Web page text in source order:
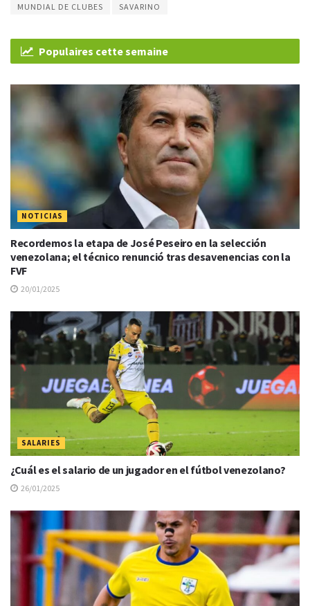
MUNDIAL DE CLUBES
SAVARINO
Populaires cette semaine
NOTICIAS
Recordemos la etapa de José Peseiro en la selección
venezolana; el técnico renunció tras desavenencias con la
FVF
20/01/2025
SALARIES
¿Cuál es el salario de un jugador en el fútbol venezolano?
26/01/2025